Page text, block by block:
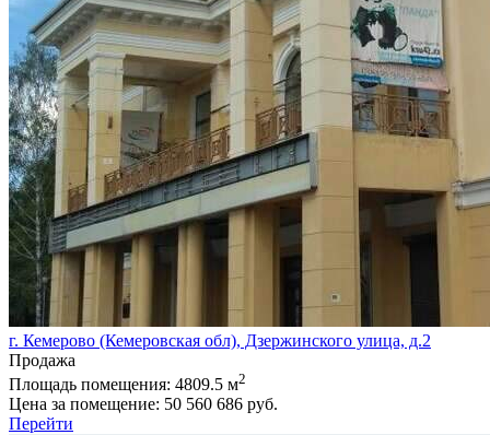
г. Кемерово (Кемеровская обл), Дзержинского улица, д.2
Продажа
Площадь помещения: 4809.5 м2
Цена за помещение: 50 560 686 руб.
Перейти